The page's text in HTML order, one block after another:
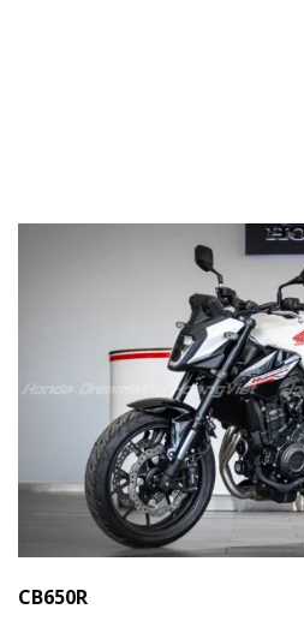
CB650R